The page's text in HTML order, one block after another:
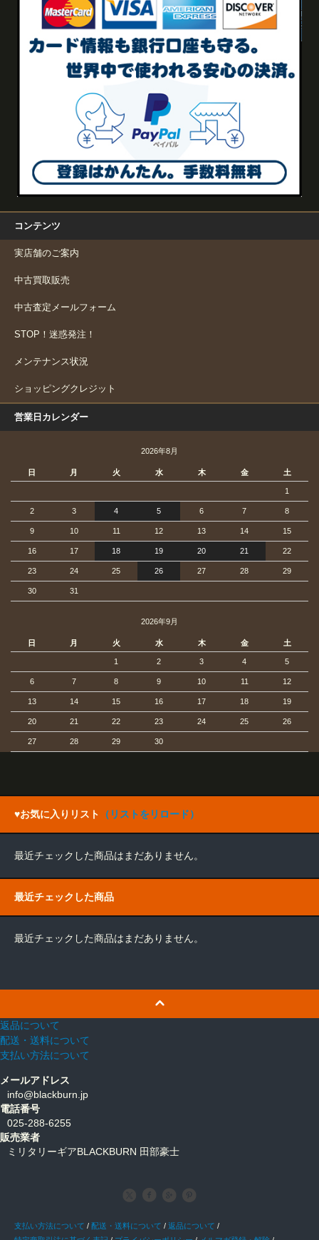
コンテンツ
実店舗のご案内
中古買取販売
中古査定メールフォーム
STOP！迷惑発注！
メンテナンス状況
ショッピングクレジット
営業日カレンダー
2026年8月
日 月 火 水 木 金 土
1
2 3 4 5 6 7 8
9 10 11 12 13 14 15
16 17 18 19 20 21 22
23 24 25 26 27 28 29
30 31
2026年9月
日 月 火 水 木 金 土
1 2 3 4 5
6 7 8 9 10 11 12
13 14 15 16 17 18 19
20 21 22 23 24 25 26
27 28 29 30
♥お気に入りリスト （リストをリロード）
最近チェックした商品はまだありません。
最近チェックした商品
最近チェックした商品はまだありません。
返品について
配送・送料について
支払い方法について
メールアドレス
info@blackburn.jp
電話番号
025-288-6255
販売業者
ミリタリーギアBLACKBURN 田部豪士
支払い方法について / 配送・送料について / 返品について /